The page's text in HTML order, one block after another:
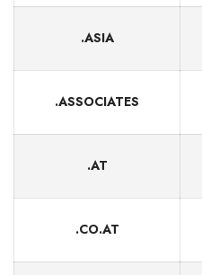
.ASIA
.ASSOCIATES
.AT
.CO.AT